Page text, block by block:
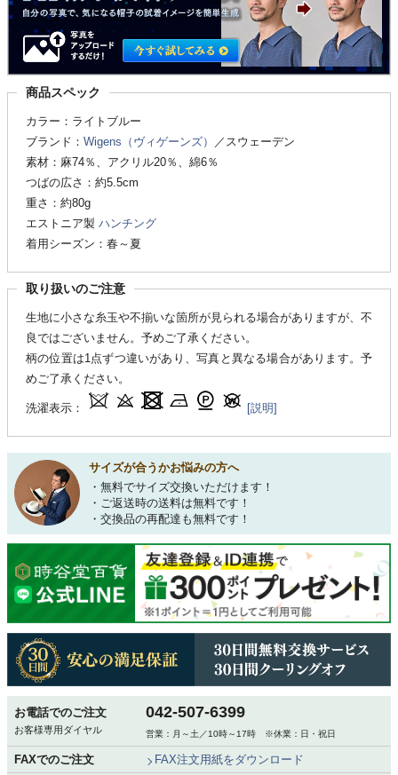
商品スペック
カラー：ライトブルー
ブランド： Wigens（ヴィゲーンズ）
／スウェーデン
素材：麻74％、アクリル20％、綿6％
つばの広さ：約5.5cm
重さ：約80g
エストニア製 ハンチング
着用シーズン：春～夏
取り扱いのご注意
生地に小さな糸玉や不揃いな箇所が見られる場合がありますが、不
良ではございません。予めご了承ください。
柄の位置は1点ずつ違いがあり、写真と異なる場合があります。予
めご了承ください。
洗濯表示： [説明]
サイズが合うかお悩みの方へ
・無料でサイズ交換いただけます！
・ご返送時の送料は無料です！
・交換品の再配達も無料です！
お電話でのご注文
お客様専用ダイヤル
042-507-6399
営業：月～土／10時～17時 ※休業：日・祝日
FAXでのご注文
FAX注文用紙をダウンロード